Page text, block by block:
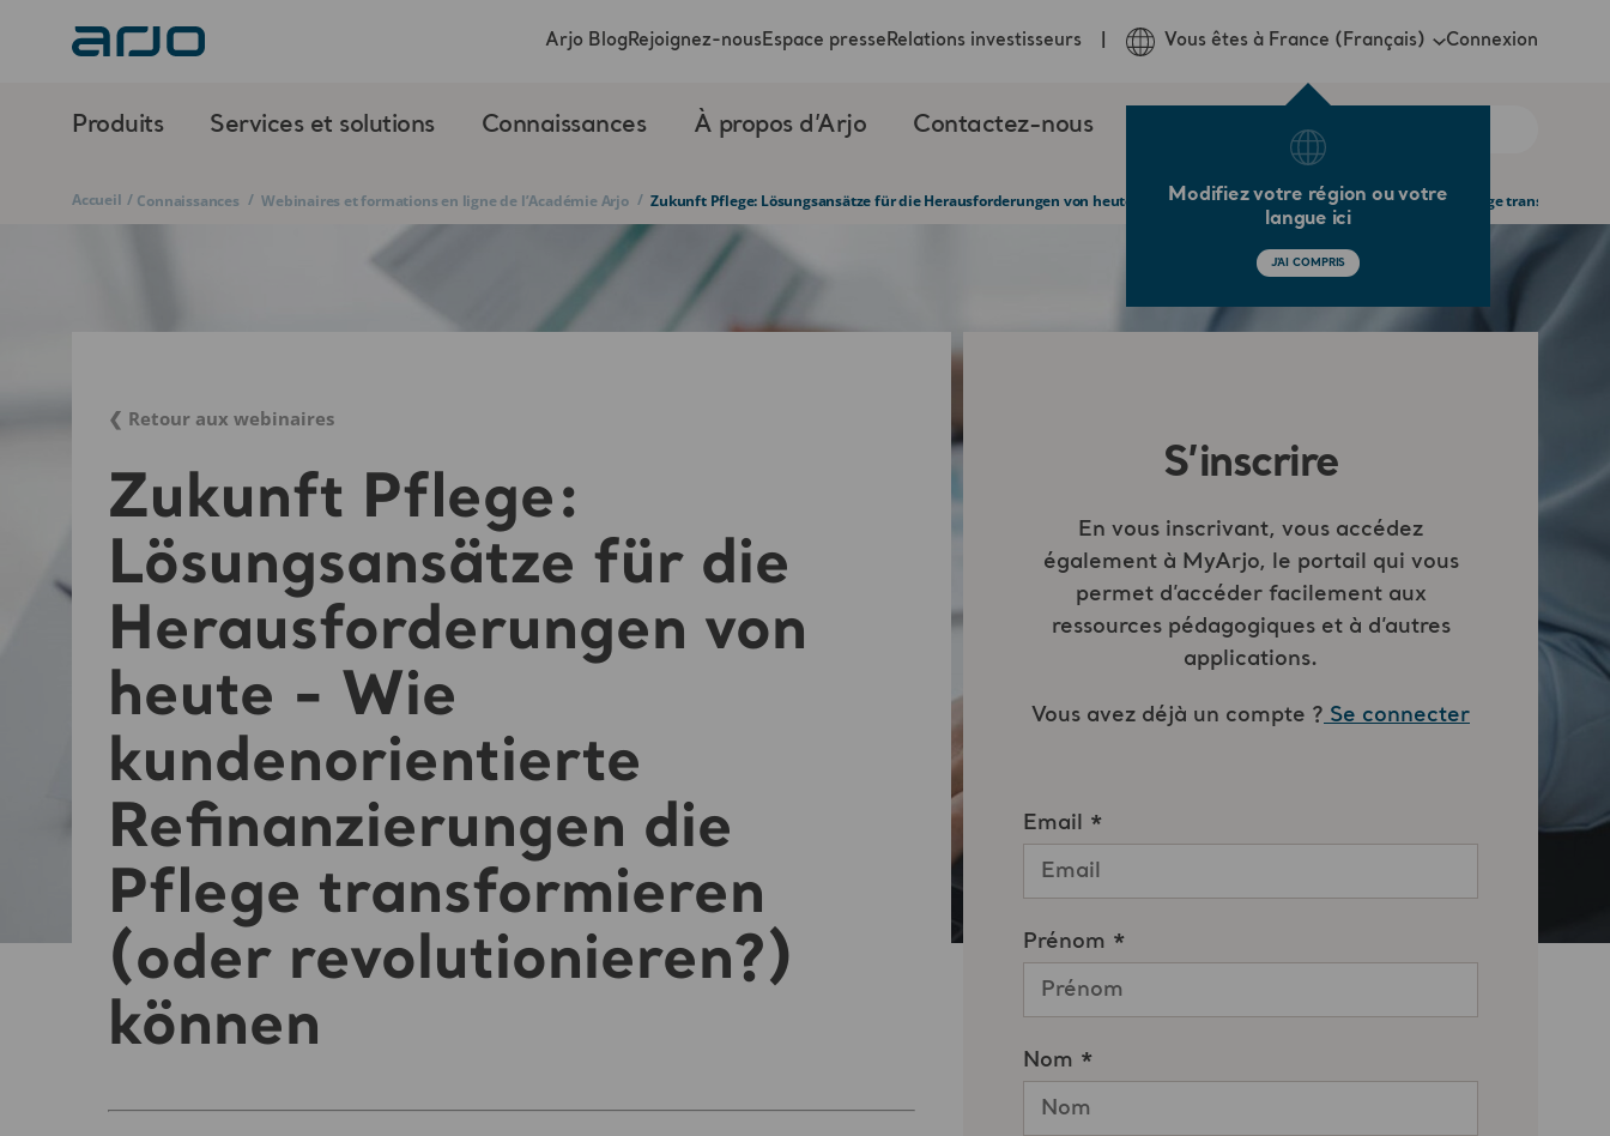
Produits Services et solutions Connaissances À propos d’Arjo Contactez-nous
Arjo BlogRejoignez-nousEspace presseRelations investisseurs Vous êtes à France (Français)
Modifiez votre région ou votre
langue ici
J'AI COMPRIS
Connexion
Accueil / Connaissances / Webinaires et formations en ligne de l’Académie Arjo / Zukunft Pflege: Lösungsansätze für die Herausforderungen von heute - Wie kundenorientierte Refinanzierungen die Pflege
❮ Retour aux webinaires
Zukunft Pflege:
Lösungsansätze für die
Herausforderungen von
heute - Wie
kundenorientierte
Refinanzierungen die
Pflege transformieren
(oder revolutionieren?)
können